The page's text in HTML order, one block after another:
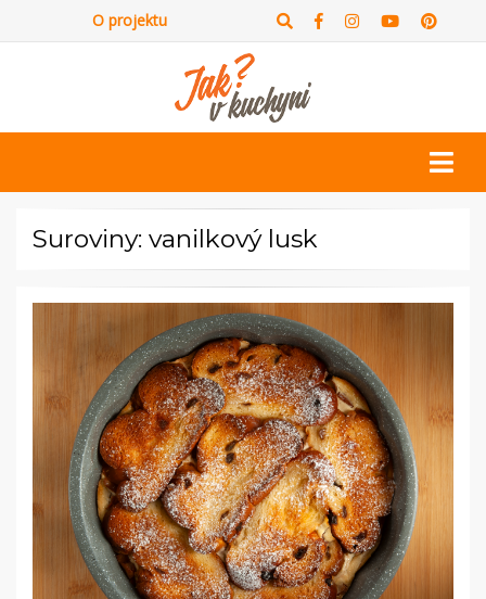
O projektu
Suroviny: vanilkový lusk